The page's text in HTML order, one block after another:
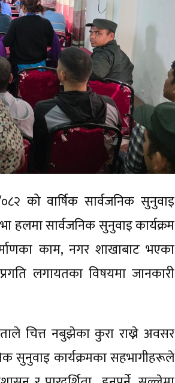
को वार्षिक सार्वजनिक सुनुवाइ
हलमा सार्वजनिक सुनुवाइ कार्यक्रम
काम, नगर शाखाबाट भएका
लगायतका विषयमा जानकारी
चित्त नबुझेका कुरा राख्ने अवसर
सुनुवाइ कार्यक्रमका सहभागीहरूले